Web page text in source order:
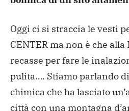
Oggi ci si straccia le vesti
CENTER ma non è che
recasse per fare le
pulita…. Stiamo parlando
chimica che ha lasciato
città con una montagna